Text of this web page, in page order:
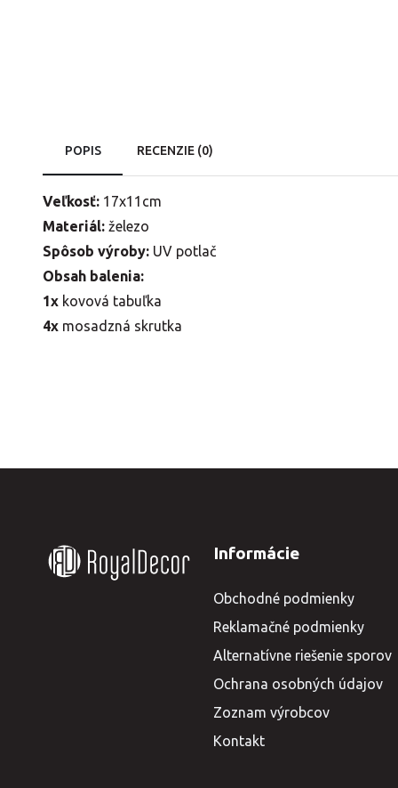
POPIS RECENZIE (0)
Veľkosť: 17x11cm
Materiál: železo
Spôsob výroby: UV potlač
Obsah balenia:
1x kovová tabuľka
4x mosadzná skrutka
Informácie
Obchodné podmienky
Reklamačné podmienky
Alternatívne riešenie sporov
Ochrana osobných údajov
Zoznam výrobcov
Kontakt